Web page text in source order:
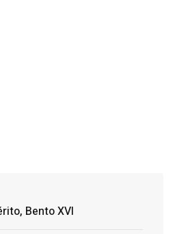
Bento XVI